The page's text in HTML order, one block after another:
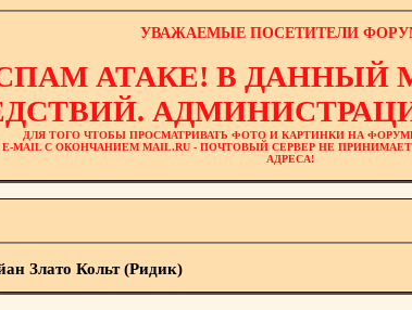
УВАЖАЕМЫЕ ПОСЕТИТЕЛИ
АТАКЕ! В ДАННЫЙ
ДЛЯ ТОГО ЧТОБЫ ПРОСМАТРИВАТЬ ФОТО И КАРТИНКИ НА
MAIL С ОКОНЧАНИЕМ MAIL.RU - ПОЧТОВЫЙ СЕРВЕР НЕ
АДРЕСА!
Злато Кольт (Ридик)